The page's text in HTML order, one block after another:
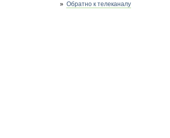
» Обратно к телеканалу